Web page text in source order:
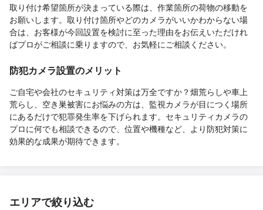
取り付け希望箇所が決まっている際は、作業箇所の荷物の移動を
お願いします。取り付け箇所やどのカメラがいいかわからない場
合は、お客様が今回設置を検討に至った理由をお伝えいただけれ
ばプロがご相談に乗りますので、お気軽にご相談ください。
防犯カメラ設置のメリット
ご自宅や会社のセキュリティ対策は万全ですか？畑荒らしや車上
荒らし、空き巣被害にお悩みの方は、監視カメラが目につく場所
にあるだけで犯罪発生率を下げられます。セキュリティカメラの
プロに何でも相談できるので、位置や機種など、より防犯対策に
効果的な成果が期待できます。
エリアで絞り込む